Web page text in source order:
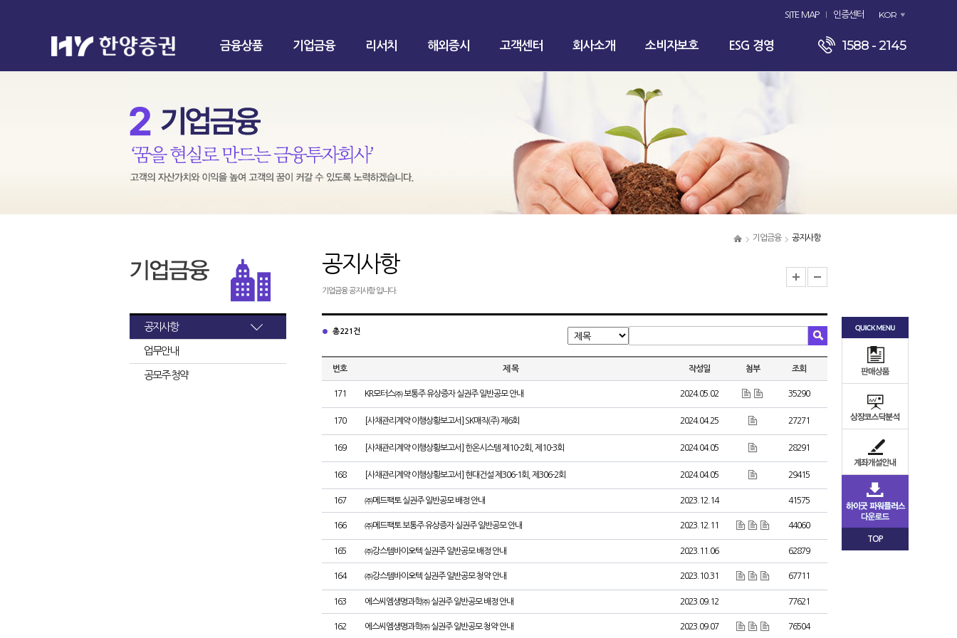
SITE MAP 인증센터 KOR
금융상품 기업금융 리서치 해외증시 고객센터 회사소개 소비자보호 ESG 경영 1588 - 2145
기업금융 공지사항
공지사항
업무안내
공모주 청약
공지사항
기업금융 공지사항 입니다.
총 221건
번호 제 목 작성일 첨부 조회
171 KR모터스㈜ 보통주 유상증자 실권주 일반공모 안내 2024.05.02 35290
170 [사채관리계약 이행상황보고서] SK매직(주) 제6회 2024.04.25 27271
169 [사채관리계약 이행상황보고서] 한온시스템 제10-2회, 제10-3회 2024.04.05 28291
168 [사채관리계약 이행상황보고서] 현대건설 제306-1회, 제306-2회 2024.04.05 29415
167 ㈜메드팩토 실권주 일반공모 배정 안내 2023.12.14 41575
166 ㈜메드팩토 보통주 유상증자 실권주 일반공모 안내 2023.12.11 44060
165 ㈜강스템바이오텍 실권주 일반공모 배정 안내 2023.11.06 62879
164 ㈜강스템바이오텍 실권주 일반공모 청약 안내 2023.10.31 67711
163 에스씨엠생명과학㈜ 실권주 일반공모 배정 안내 2023.09.12 77621
162 에스씨엠생명과학㈜ 실권주 일반공모 청약 안내 2023.09.07 76504
TOP